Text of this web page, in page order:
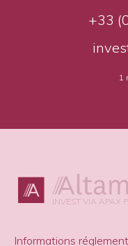
+33
1
INVEST VIA APAX
Informations